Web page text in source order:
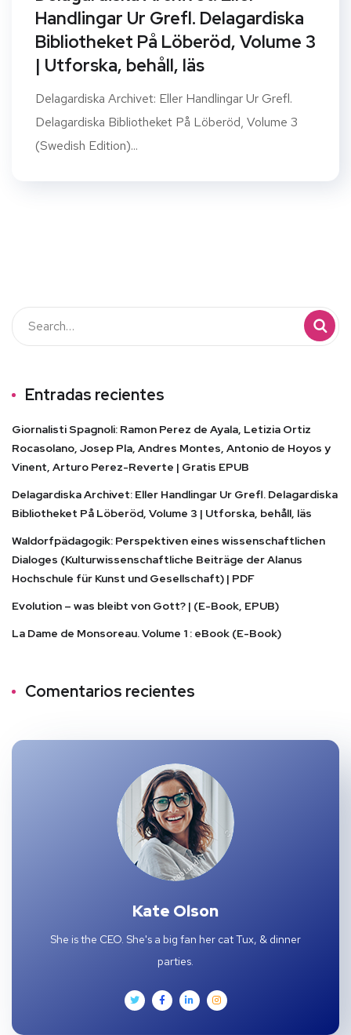
Handlingar Ur Grefl. Delagardiska
Bibliotheket På Löberöd, Volume 3
| Utforska, behåll, läs
Delagardiska Archivet: Eller Handlingar Ur Grefl.
Delagardiska Bibliotheket På Löberöd, Volume 3
(Swedish Edition)...
Entradas recientes
Giornalisti Spagnoli: Ramon Perez de Ayala, Letizia Ortiz
Rocasolano, Josep Pla, Andres Montes, Antonio de Hoyos y
Vinent, Arturo Perez-Reverte | Gratis EPUB
Delagardiska Archivet: Eller Handlingar Ur Grefl. Delagardiska
Bibliotheket På Löberöd, Volume 3 | Utforska, behåll, läs
Waldorfpädagogik: Perspektiven eines wissenschaftlichen
Dialoges (Kulturwissenschaftliche Beiträge der Alanus
Hochschule für Kunst und Gesellschaft) | PDF
Evolution – was bleibt von Gott? | (E-Book, EPUB)
La Dame de Monsoreau. Volume 1 : eBook (E-Book)
Comentarios recientes
Kate Olson
She is the CEO. She's a big fan her cat Tux, & dinner
parties.